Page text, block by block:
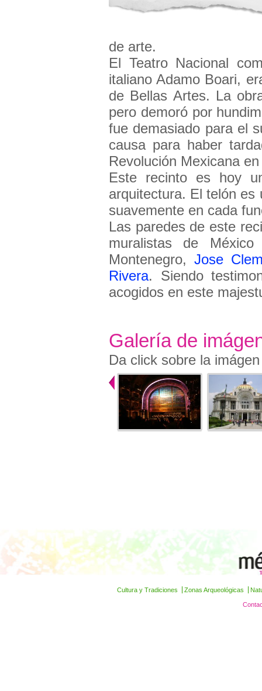
de arte.
El Teatro Nacional
italiano Adamo Boari,
de Bellas Artes. La
pero demoró por
fue demasiado para el
causa para haber
Revolución Mexicana
Este recinto es hoy
arquitectura. El telón es
suavemente en cada
Las paredes de este
muralistas de
Montenegro, Jose
Rivera. Siendo t
acogidos en este
Galería de
Da click sobre la
Cultura y Tradiciones Zonas Arqueológicas